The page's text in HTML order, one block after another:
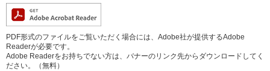
PDF形式のファイルをご覧いただく場合には、Adobe社が提供するAdobe
Readerが必要です。
Adobe Readerをお持ちでない方は、バナーのリンク先からダウンロードしてく
ださい。（無料）